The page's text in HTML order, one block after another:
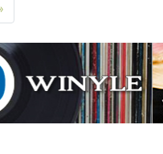
strona